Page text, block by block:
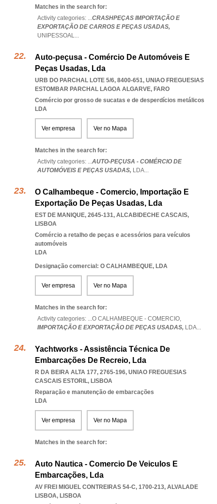
Matches in the search for:
Activity categories: ...CRASHPEÇAS IMPORTAÇÃO E
EXPORTAÇÃO DE CARROS E PEÇAS USADAS,
UNIPESSOAL...
Auto-peçusa - Comércio De Automóveis E
Peças Usadas, Lda
URB DO PARCHAL LOTE 5/6, 8400-651, UNIAO FREGUESIAS
ESTOMBAR PARCHAL LAGOA ALGARVE, FARO
Comércio por grosso de sucatas e de desperdícios metálicos
LDA
Ver empresa Ver no Mapa
Matches in the search for:
Activity categories: ...AUTO-PEÇUSA - COMÉRCIO DE
AUTOMÓVEIS E PEÇAS USADAS, LDA...
O Calhambeque - Comercio, Importação E
Exportação De Peças Usadas, Lda
EST DE MANIQUE, 2645-131, ALCABIDECHE CASCAIS,
LISBOA
Comércio a retalho de peças e acessórios para veículos
automóveis
LDA
Designação comercial: O CALHAMBEQUE, LDA
Ver empresa Ver no Mapa
Matches in the search for:
Activity categories: ...O CALHAMBEQUE - COMERCIO,
IMPORTAÇÃO E EXPORTAÇÃO DE PEÇAS USADAS, LDA...
Yachtworks - Assistência Técnica De
Embarcações De Recreio, Lda
R DA BEIRA ALTA 177, 2765-196, UNIAO FREGUESIAS
CASCAIS ESTORIL, LISBOA
Reparação e manutenção de embarcações
LDA
Ver empresa Ver no Mapa
Matches in the search for:
Auto Nautica - Comercio De Veiculos E
Embarcações, Lda
AV FREI MIGUEL CONTREIRAS 54-C, 1700-213, ALVALADE
LISBOA, LISBOA